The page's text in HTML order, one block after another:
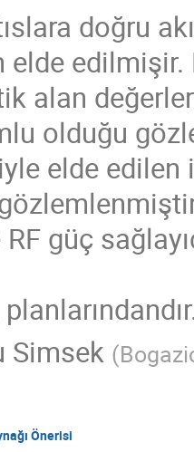
doğru
alan
olduğu
elde
RF güç
Simsek (
Önerisi